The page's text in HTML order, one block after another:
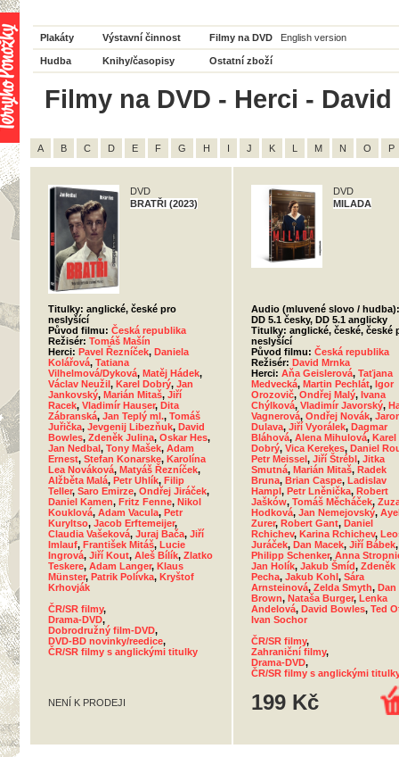
Plakáty Výstavní činnost Filmy na DVD English version
Hudba Knihy/časopisy Ostatní zboží
Filmy na DVD - Herci -
A B C D E F G H I J K L M N O P
DVD
BRATŘI (2023)
Titulky: anglické, české pro
neslyšící
Původ filmu: Česká republika
Režisér: Tomáš Mašín
Herci: Pavel Řezníček, Daniela
Kolářová, Tatiana
Vilhelmová/Dyková, Matěj Hádek,
Václav Neužil, Karel Dobrý, Jan
Jankovský, Marián Mitaš, Jiří
Racek, Vladimír Hauser, Dita
Zábranská, Jan Teplý ml., Tomáš
Juřička, Jevgenij Libezňuk, David
Bowles, Zdeněk Julina, Oskar Hes,
Jan Nedbal, Tony Mašek, Adam
Ernest, Stefan Konarske, Karolína
Lea Nováková, Matyáš Řezníček,
Alžběta Malá, Petr Uhlík, Filip
Teller, Saro Emirze, Ondřej Jiráček,
Daniel Kamen, Fritz Fenne, Nikol
Kouklová, Adam Vacula, Petr
Kuryltso, Jacob Erftemeijer,
Claudia Vašeková, Juraj Bača, Jiří
Imlauf, František Mitáš, Lucie
Ingrová, Jiří Kout, Aleš Bílík, Zlatko
Teskere, Adam Langer, Klaus
Münster, Patrik Polívka, Kryštof
Krhovják
ČR/SR filmy,
Drama-DVD,
Dobrodružný film-DVD,
DVD-BD novinky/reedice,
ČR/SR filmy s anglickými titulky
NENÍ K PRODEJI
DVD
MILADA
Audio (mluvené slovo / hudba):
DD 5.1 česky, DD 5.1 anglicky
Titulky: anglické, české, české
neslyšící
Původ filmu: Česká republika
Režisér: David Mrnka
Herci: Aňa Geislerová, Taťjana
Medvecká, Martin Pechlát, Igor
Orozovič, Ondřej Malý, Ivana
Chýlková, Vladimír Javorský,
Vagnerová, Ondřej Novák,
Dulava, Jiří Vyorálek, Dagmar
Bláhová, Alena Mihulová, Karel
Dobrý, Vica Kerekes, Daniel
Petr Meissel, Jiří Štrébl, Jitka
Smutná, Marián Mitaš, Radek
Bruna, Brian Caspe, Ladislav
Hampl, Petr Lněnička, Robert
Jašków, Tomáš Měcháček,
Hodková, Jan Nemejovský,
Zurer, Robert Gant, Daniel
Rchichev, Karina Rchichev,
Juráček, Dan Macek, Jiří Bábek,
Philipp Schenker, Anna
Jan Holík, Jakub Šmíd, Zdeněk
Pecha, Jakub Kohl, Sára
Arnsteinová, Zelda Smyth, Dan
Brown, Nataša Burger, Lenka
Andelová, David Bowles, Ted
Ivan Sochor
ČR/SR filmy,
Zahraniční filmy,
Drama-DVD,
ČR/SR filmy s anglickými
199 Kč